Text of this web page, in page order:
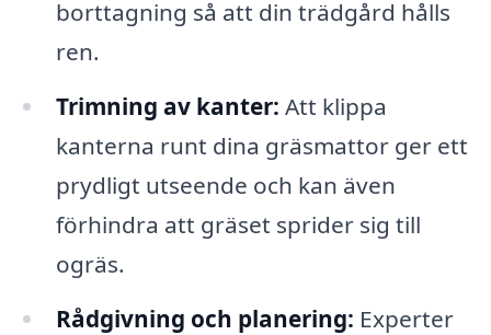
borttagning så att din trädgård hålls
ren.
Trimning av kanter: Att klippa
kanterna runt dina gräsmattor ger ett
prydligt utseende och kan även
förhindra att gräset sprider sig till
ogräs.
Rådgivning och planering: Experter